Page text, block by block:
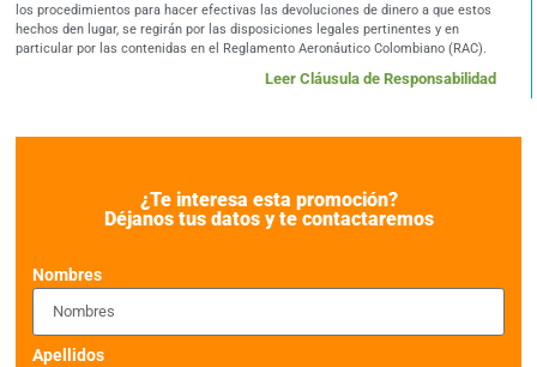
los procedimientos para hacer efectivas las devoluciones de dinero a que estos
hechos den lugar, se regirán por las disposiciones legales pertinentes y en
particular por las contenidas en el Reglamento Aeronáutico Colombiano (RAC).
Leer Cláusula de Responsabilidad
¿Te interesa esta promoción?
Déjanos tus datos y te contactaremos
Nombres
Apellidos